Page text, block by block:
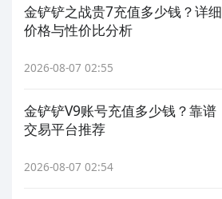
金铲铲之战贵7充值多少钱？详细
价格与性价比分析
2026-08-07 02:55
金铲铲V9账号充值多少钱？靠谱
交易平台推荐
2026-08-07 02:54